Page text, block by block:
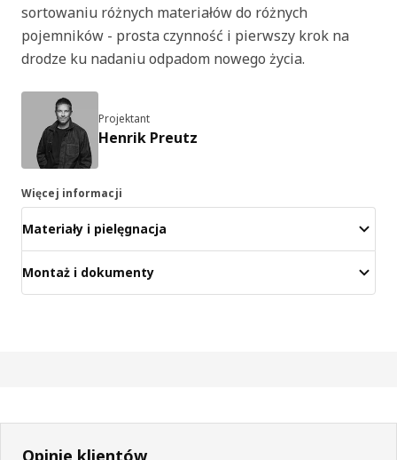
sortowaniu różnych materiałów do różnych
pojemników - prosta czynność i pierwszy krok na
drodze ku nadaniu odpadom nowego życia.
Projektant
Henrik Preutz
Więcej informacji
Materiały i pielęgnacja
Montaż i dokumenty
Opinie klientów